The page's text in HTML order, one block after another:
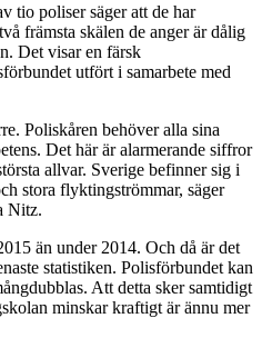
tio poliser säger att de har
främsta skälen de anger är dålig
Det visar en färsk
utfört i samarbete med
Poliskåren behöver alla sina
Det här är alarmerande siffror
allvar. Sverige befinner sig i
stora flyktingströmmar, säger
Nitz.
än under 2014. Och då är det
statistiken. Polisförbundet kan
Att detta sker samtidigt
minskar kraftigt är ännu mer